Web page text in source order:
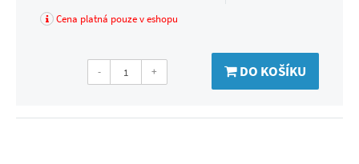
Cena platná pouze v eshopu
- + DO KOŠÍKU